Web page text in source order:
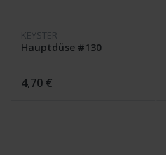
KEYSTER
Hauptdüse #130
4,70 €